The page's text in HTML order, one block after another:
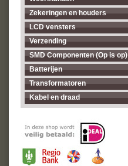
Zekeringen en houders
LCD vensters
Verzending
SMD Componenten (Op is op)
Batterijen
Transformatoren
Kabel en draad